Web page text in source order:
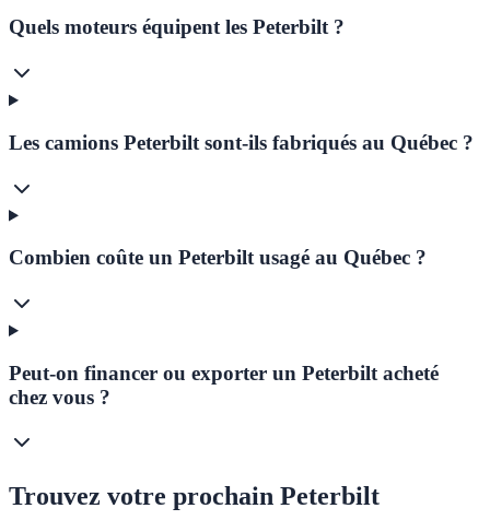
Quels moteurs équipent les Peterbilt ?
Les camions Peterbilt sont-ils fabriqués au Québec ?
Combien coûte un Peterbilt usagé au Québec ?
Peut-on financer ou exporter un Peterbilt acheté
chez vous ?
Trouvez votre prochain Peterbilt